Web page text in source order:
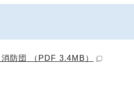
防団 （PDF 3.4MB）